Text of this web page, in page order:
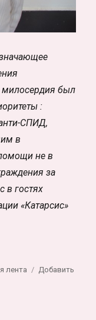
был
:
СПИД,
в
не в
за
в гостях
«Катарсис»
лента
Добавить